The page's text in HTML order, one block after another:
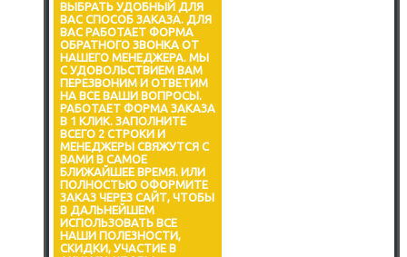
ВЫБРАТЬ УДОБНЫЙ ДЛЯ
ВАС СПОСОБ ЗАКАЗА. ДЛЯ
ВАС РАБОТАЕТ ФОРМА
ОБРАТНОГО ЗВОНКА ОТ
НАШЕГО МЕНЕДЖЕРА. МЫ
С УДОВОЛЬСТВИЕМ ВАМ
ПЕРЕЗВОНИМ И ОТВЕТИМ
НА ВСЕ ВАШИ ВОПРОСЫ.
РАБОТАЕТ ФОРМА ЗАКАЗА
В 1 КЛИК. ЗАПОЛНИТЕ
ВСЕГО 2 СТРОКИ И
МЕНЕДЖЕРЫ СВЯЖУТСЯ С
ВАМИ В САМОЕ
БЛИЖАЙШЕЕ ВРЕМЯ. ИЛИ
ПОЛНОСТЬЮ ОФОРМИТЕ
ЗАКАЗ ЧЕРЕЗ САЙТ, ЧТОБЫ
В ДАЛЬНЕЙШЕМ
ИСПОЛЬЗОВАТЬ ВСЕ
НАШИ ПОЛЕЗНОСТИ,
СКИДКИ, УЧАСТИЕ В